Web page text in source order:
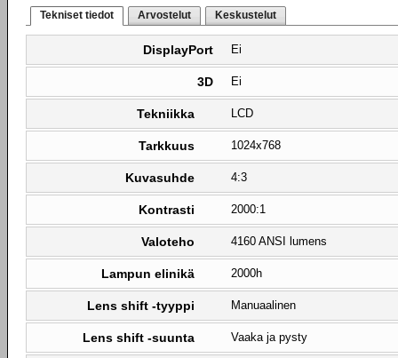
Tekniset tiedot Arvostelut Keskustelut
DisplayPort Ei
3D Ei
Tekniikka LCD
Tarkkuus 1024x768
Kuvasuhde 4:3
Kontrasti 2000:1
Valoteho 4160 ANSI lumens
Lampun elinikä 2000h
Lens shift -tyyppi Manuaalinen
Lens shift -suunta Vaaka ja pysty